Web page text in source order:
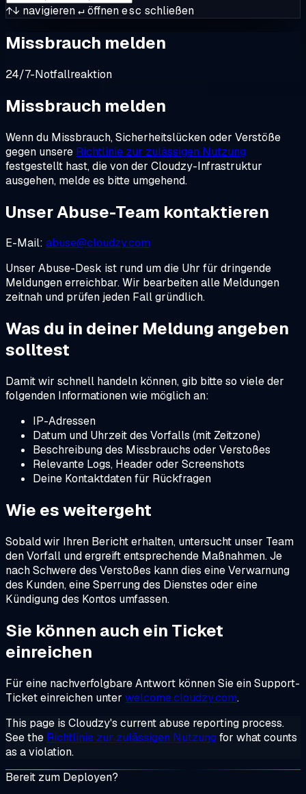
↑↓ navigieren↵öffnenesc schließen
Missbrauch melden
24/7-Notfallreaktion
Missbrauch melden
Wenn du Missbrauch, Sicherheitslücken oder Verstöße
gegen unsere Richtlinie zur zulässigen Nutzung
festgestellt hast, die von der Cloudzy-Infrastruktur
ausgehen, melde es bitte umgehend.
Unser Abuse-Team kontaktieren
E-Mail: abuse@cloudzy.com
Unser Abuse-Desk ist rund um die Uhr für dringende
Meldungen erreichbar. Wir bearbeiten alle Meldungen
zeitnah und prüfen jeden Fall gründlich.
Was du in deiner Meldung angeben
solltest
Damit wir schnell handeln können, gib bitte so viele der
folgenden Informationen wie möglich an:
IP-Adressen
Datum und Uhrzeit des Vorfalls (mit Zeitzone)
Beschreibung des Missbrauchs oder Verstoßes
Relevante Logs, Header oder Screenshots
Deine Kontaktdaten für Rückfragen
Wie es weitergeht
Sobald wir Ihren Bericht erhalten, untersucht unser Team
den Vorfall und ergreift entsprechende Maßnahmen. Je
nach Schwere des Verstoßes kann dies eine Verwarnung
des Kunden, eine Sperrung des Dienstes oder eine
Kündigung des Kontos umfassen.
Sie können auch ein Ticket
einreichen
Für eine nachverfolgbare Antwort können Sie ein Support-
Ticket einreichen unter welcome.cloudzy.com.
This page is Cloudzy's current abuse reporting process.
See the Richtlinie zur zulässigen Nutzung for what counts
as a violation.
Bereit zum Deployen?